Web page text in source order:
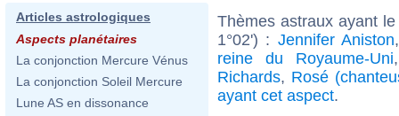
Articles astrologiques
Aspects planétaires
La conjonction Mercure Vénus
La conjonction Soleil Mercure
Lune AS en dissonance
Thèmes astraux ayant
1°02') : Jennifer Aniston
reine du Royaume-Uni
Richards, Rosé
ayant cet aspect.